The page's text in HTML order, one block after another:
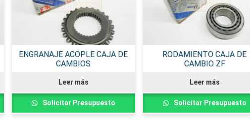
ENGRANAJE ACOPLE CAJA DE
CAMBIOS
Leer más
Solicitar Presupuesto
RODAMIENTO CAJA DE
CAMBIO ZF
Leer más
Solicitar Presupuesto